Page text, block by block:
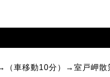
車移動10分）→室戸岬散